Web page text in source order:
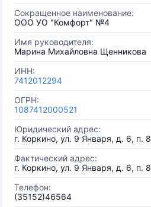
Сокращенное наименование:
ООО УО "Комфорт" №4
Имя руководителя:
Марина Михайловна Щенникова
ИНН:
7412012294
ОГРН:
1087412000521
Юридический адрес:
г. Коркино, ул. 9 Января, д. 6, п. 8
Фактический адрес:
г. Коркино, ул. 9 Января, д. 6, п. 8
Телефон:
(35152)46564